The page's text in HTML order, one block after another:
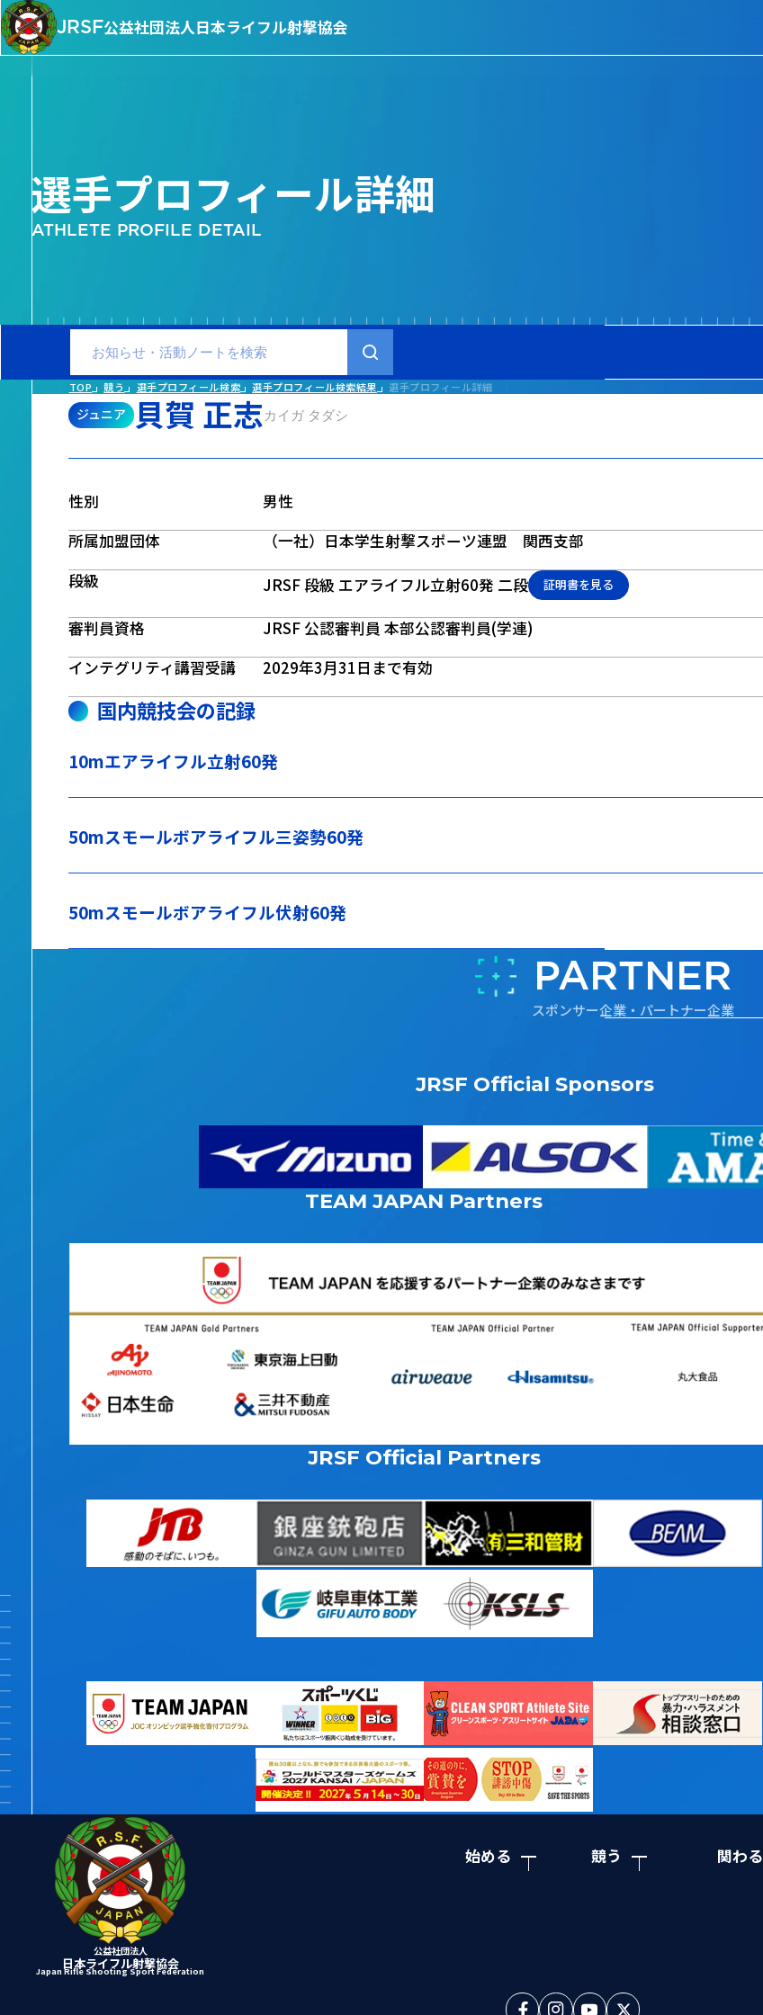
JRSF公益社団法人日本ライフル射撃協会
選手プロフィール詳細
ATHLETE PROFILE DETAIL
TOP 競う 選手プロフィール検索 選手プロフィール検索結果 選手プロフィール詳細
ジュニア 貝賀 正志カイガ タダシ
性別
男性
所属加盟団体
（一社）日本学生射撃スポーツ連盟 関西支部
段級
JRSF 段級 エアライフル立射60発 二段 証明書を見る
審判員資格
JRSF 公認審判員 本部公認審判員(学連)
インテグリティ講習受講
2029年3月31日まで有効
国内競技会の記録
10mエアライフル立射60発
50mスモールボアライフル三姿勢60発
50mスモールボアライフル伏射60発
スポンサー企業・パートナー企業
PARTNER
JRSF Official Sponsors
TEAM JAPAN Partners
JRSF Official Partners
公益社団法人
日本ライフル射撃協会
Japan Rifle Shooting Sport Federation
始める 競う 関わる